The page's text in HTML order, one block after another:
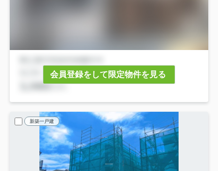
会員登録をして限定物件を見る
新築一戸建